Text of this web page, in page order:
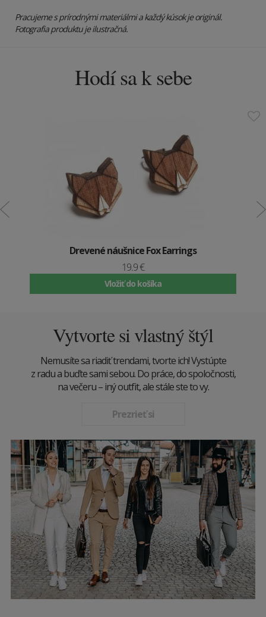
Pracujeme s prírodnými materiálmi a každý kúsok je originál.
Fotografia produktu je ilustračná.
Hodí sa k sebe
Drevené náušnice Fox Earrings
19.9 €
Vložiť do košíka
Vytvorte si vlastný štýl
Nemusíte sa riadiť trendami, tvorte ich! Vystúpte
z radu a buďte sami sebou. Do práce, do spoločnosti,
na večeru – iný outfit, ale stále ste to vy.
Prezrieť si